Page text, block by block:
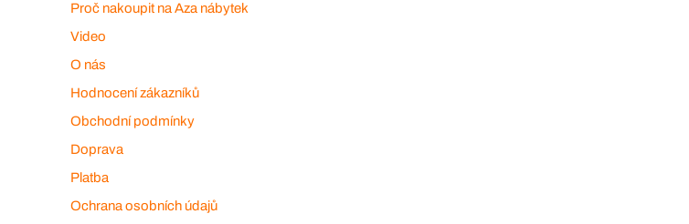
Proč nakoupit na Aza nábytek
Video
O nás
Hodnocení zákazníků
Obchodní podmínky
Doprava
Platba
Ochrana osobních údajů